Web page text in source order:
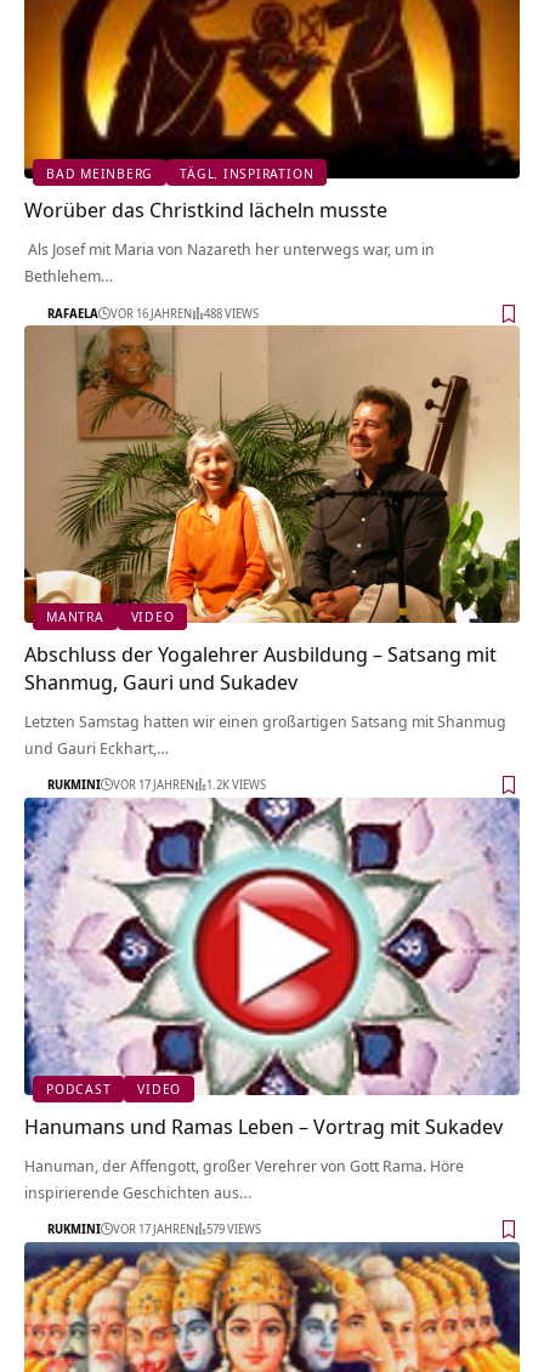
BAD MEINBERG TÄGL. INSPIRATION
Worüber das Christkind lächeln musste
Als Josef mit Maria von Nazareth her unterwegs war, um in
Bethlehem…
RAFAELA VOR 16 JAHREN 488 VIEWS
MANTRA VIDEO
Abschluss der Yogalehrer Ausbildung – Satsang mit
Shanmug, Gauri und Sukadev
Letzten Samstag hatten wir einen großartigen Satsang mit Shanmug
und Gauri Eckhart,…
RUKMINI VOR 17 JAHREN 1.2K VIEWS
PODCAST VIDEO
Hanumans und Ramas Leben – Vortrag mit Sukadev
Hanuman, der Affengott, großer Verehrer von Gott Rama. Höre
inspirierende Geschichten aus…
RUKMINI VOR 17 JAHREN 579 VIEWS